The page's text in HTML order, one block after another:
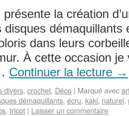
la création
disques démaquillants
dans leurs
À cette occasion je
Continuer la lecture →
divers, crochet, Déco | Marqué avec
démaquillants, écru, kaki, naturel,
, tricot | Laisser un commentaire